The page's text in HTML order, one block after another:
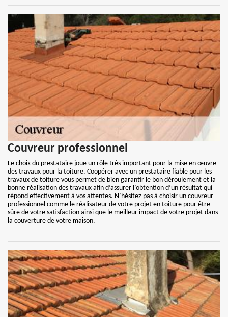
Couvreur professionnel
Le choix du prestataire joue un rôle très important pour la mise en œuvre
des travaux pour la toiture. Coopérer avec un prestataire fiable pour les
travaux de toiture vous permet de bien garantir le bon déroulement et la
bonne réalisation des travaux afin d’assurer l’obtention d’un résultat qui
répond effectivement à vos attentes. N’hésitez pas à choisir un couvreur
professionnel comme le réalisateur de votre projet en toiture pour être
sûre de votre satisfaction ainsi que le meilleur impact de votre projet dans
la couverture de votre maison.